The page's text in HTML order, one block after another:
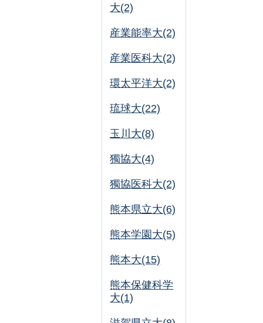
大(2)
産業能率大(2)
産業医科大(2)
環太平洋大(2)
琉球大(22)
玉川大(8)
獨協大(4)
獨協医科大(2)
熊本県立大(6)
熊本学園大(5)
熊本大(15)
熊本保健科学
大(1)